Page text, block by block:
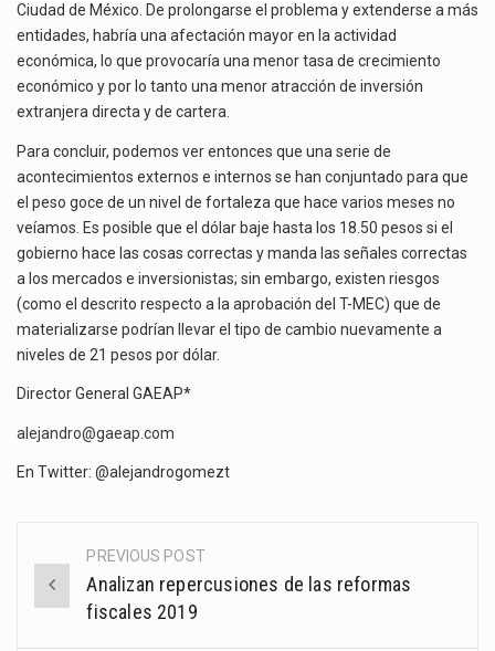
Ciudad de México. De prolongarse el problema y extenderse a más
entidades, habría una afectación mayor en la actividad
económica, lo que provocaría una menor tasa de crecimiento
económico y por lo tanto una menor atracción de inversión
extranjera directa y de cartera.
Para concluir, podemos ver entonces que una serie de
acontecimientos externos e internos se han conjuntado para que
el peso goce de un nivel de fortaleza que hace varios meses no
veíamos. Es posible que el dólar baje hasta los 18.50 pesos si el
gobierno hace las cosas correctas y manda las señales correctas
a los mercados e inversionistas; sin embargo, existen riesgos
(como el descrito respecto a la aprobación del T-MEC) que de
materializarse podrían llevar el tipo de cambio nuevamente a
niveles de 21 pesos por dólar.
Director General GAEAP*
alejandro@gaeap.com
En Twitter: @alejandrogomezt
Post
navigation
PREVIOUS POST
Analizan repercusiones de las reformas
fiscales 2019